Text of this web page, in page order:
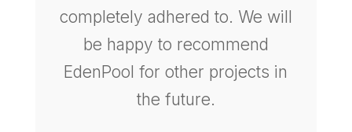
completely adhered to. We will
be happy to recommend
EdenPool for other projects in
the future.